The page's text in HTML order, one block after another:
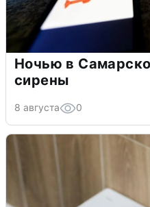
Ночью в
сирены
8 августа 0